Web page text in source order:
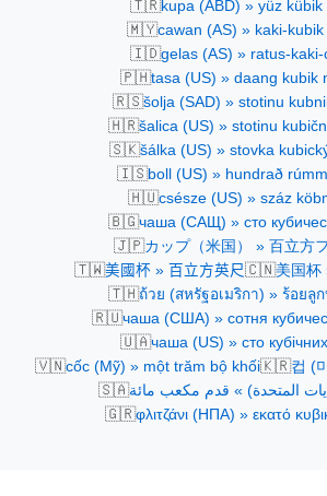
🇹🇷kupa (ABD) » yüz kübik
🇲🇾cawan (AS) » kaki-
🇮🇩gelas (AS) » ratus-kaki-
🇵🇭tasa (US) » daang kubik
🇷🇸šolja (SAD) » stotinu
🇭🇷šalica (US) » stotinu
🇸🇰šálka (US) » stovka
🇮🇸boll (US) » hundrað
🇭🇺csésze (US) » száz
🇧🇬чаша (САЩ) » сто
🇯🇵カップ（米国） » 百立方
🇹🇼美國杯 » 百立方英尺🇨🇳美国杯
🇹🇭ถ้วย (สหรัฐอเมริกา) » ร้อยลู
🇷🇺чаша (США) » сотня
🇺🇦чаша (US) » сто
🇻🇳cốc (Mỹ) » một trăm bộ khối🇰🇷컵 (
🇸🇦المتحدة) » قدم مكعب مائة
🇬🇷φλιτζάνι (ΗΠΑ) » εκατό